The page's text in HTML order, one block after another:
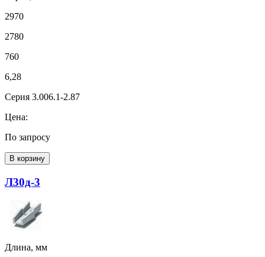
2970
2780
760
6,28
Серия 3.006.1-2.87
Цена:
По запросу
В корзину
Л30д-3
Длина, мм